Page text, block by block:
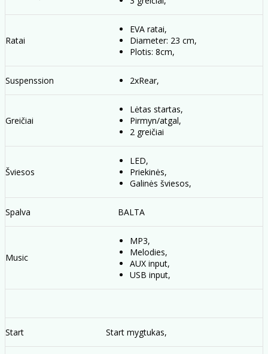
Ratai
EVA ratai,
Diameter: 23 cm,
Plotis: 8cm,
Suspenssion 2xRear,
Greičiai
Lėtas startas,
Pirmyn/atgal,
2 greičiai
Šviesos
LED,
Priekinės,
Galinės šviesos,
Spalva BALTA
Music
MP3,
Melodies,
AUX input,
USB input,
Start Start mygtukas,